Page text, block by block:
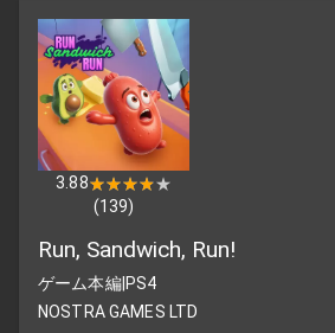
3.88★★★★★
★★★★★
(139)
Run, Sandwich, Run!
ゲーム本編|PS4
NOSTRA GAMES LTD